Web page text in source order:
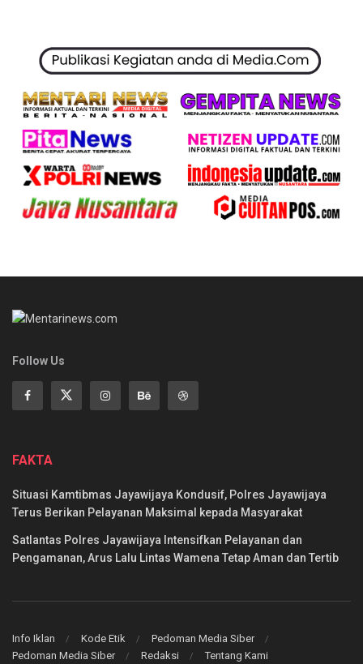
Follow Us
FAKTA
Situasi Kamtibmas Jayawijaya Kondusif, Polres Jayawijaya
Terus Berikan Pelayanan Maksimal kepada Masyarakat
Satlantas Polres Jayawijaya Intensifkan Pelayanan dan
Pengamanan, Arus Lalu Lintas Wamena Tetap Aman dan Tertib
Info Iklan Kode Etik
Pedoman Media Siber
Pedoman Media Siber
Redaksi Tentang Kami